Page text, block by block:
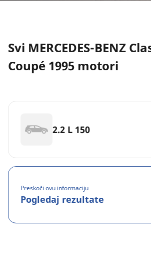
Svi MERCEDES-BENZ
Coupé 1995 motori
2.2 L 150
Preskoči ovu informaciju
Pogledaj rezultate